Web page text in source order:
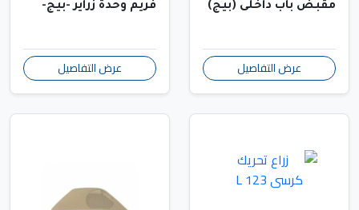
مقبض باب داخلى (بيج)
عرض التفاصيل
فريم وحدة زراير -بيج-
عرض التفاصيل